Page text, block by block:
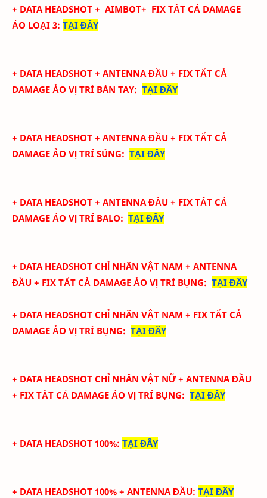
+ DATA HEADSHOT + AIMBOT+ FIX TẤT CẢ DAMAGE
ẢO LOẠI 3: TẠI ĐÂY
+ DATA HEADSHOT + ANTENNA ĐẦU + FIX TẤT CẢ
DAMAGE ẢO VỊ TRÍ BÀN TAY: TẠI ĐÂY
+ DATA HEADSHOT + ANTENNA ĐẦU + FIX TẤT CẢ
DAMAGE ẢO VỊ TRÍ SÚNG: TẠI ĐÂY
+ DATA HEADSHOT + ANTENNA ĐẦU + FIX TẤT CẢ
DAMAGE ẢO VỊ TRÍ BALO: TẠI ĐÂY
+ DATA HEADSHOT CHỈ NHÂN VẬT NAM + ANTENNA
ĐẦU + FIX TẤT CẢ DAMAGE ẢO VỊ TRÍ BỤNG: TẠI ĐÂY
+ DATA HEADSHOT CHỈ NHÂN VẬT NAM + FIX TẤT CẢ
DAMAGE ẢO VỊ TRÍ BỤNG: TẠI ĐÂY
+ DATA HEADSHOT CHỈ NHÂN VẬT NỮ + ANTENNA ĐẦU
+ FIX TẤT CẢ DAMAGE ẢO VỊ TRÍ BỤNG: TẠI ĐÂY
+ DATA HEADSHOT 100%: TẠI ĐÂY
+ DATA HEADSHOT 100% + ANTENNA ĐẦU: TẠI ĐÂY